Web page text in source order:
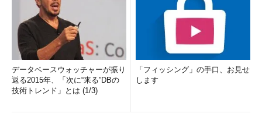
データベースウォッチャーが振り
返る2015年、「次に“来る”DBの
技術トレンド」とは (1/3)
「フィッシング」の手口、お見せ
します